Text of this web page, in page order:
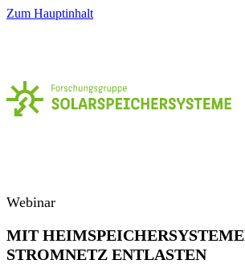
Zum Hauptinhalt
Webinar
MIT
STROMNETZ ENTLASTEN